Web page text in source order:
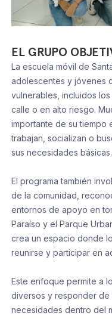
EL GRUPO
La escuela móvil de
adolescentes y jóvenes
vulnerables, incluidos
calle o en alto riesgo.
importante de su tiempo
trabajan, socializan o
sus necesidades básicas.
El programa también
de la comunidad,
entornos de apoyo en
Paraíso y el Parque
crea un espacio donde
reunirse y participar en
Este enfoque permite a
diversos y responder
necesidades dentro del